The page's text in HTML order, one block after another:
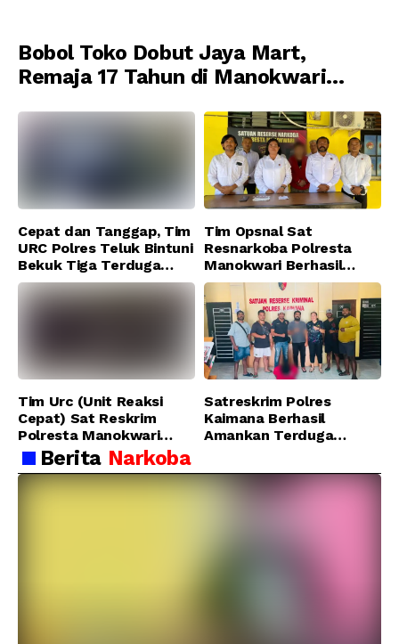
Bobol Toko Dobut Jaya Mart,
Remaja 17 Tahun di Manokwari
Jatanras Polda Papua Barat
Cepat dan Tanggap, Tim
URC Polres Teluk Bintuni
Bekuk Tiga Terduga
Pelaku Pencurian di SMA
Sanawesen
Tim Opsnal Sat
Resnarkoba Polresta
Manokwari Berhasil
Ungkap Kasus Tindak
Pidana Narkotika
Golongan I Jenis Shabu
di SP 4 Distrik Prafi kab.
Manokwari
Tim Urc (Unit Reaksi
Cepat) Sat Reskrim
Polresta Manokwari
Berhasil Tangkap 2
Pelaku Pengeroyokan di
Taman Ria kab.
Satreskrim Polres
Kaimana Berhasil
Amankan Terduga
Menggunakan Senjata
Tajam
Berita Narkoba